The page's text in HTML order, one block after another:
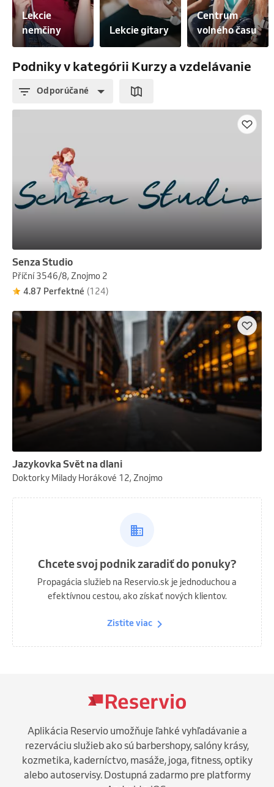
Lekcie
nemčiny
Lekcie gitary
Centrum
volného času
Podniky v kategórii Kurzy a vzdelávanie
Odporúčané
Senza Studio
Příční 3546/8, Znojmo 2
4.87 Perfektné (124)
Jazykovka Svět na dlani
Doktorky Milady Horákové 12, Znojmo
Chcete svoj podnik zaradiť do ponuky?
Propagácia služieb na Reservio.sk je jednoduchou a
efektívnou cestou, ako získať nových klientov.
Zistite viac
Aplikácia Reservio umožňuje ľahké vyhľadávanie a
rezerváciu služieb ako sú barbershopy, salóny krásy,
kozmetika, kaderníctvo, masáže, joga, fitness, optiky
alebo autoservisy. Dostupná zadarmo pre platformy